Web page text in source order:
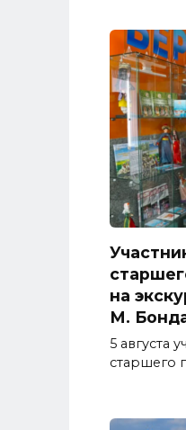
на
М.
5 августа
старшего